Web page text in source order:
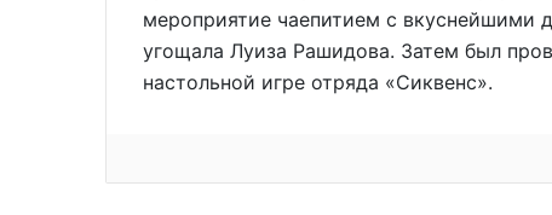
мероприятие чаепитием с вкуснейшими
угощала Луиза Рашидова. Затем был
настольной игре отряда «Сиквенс».